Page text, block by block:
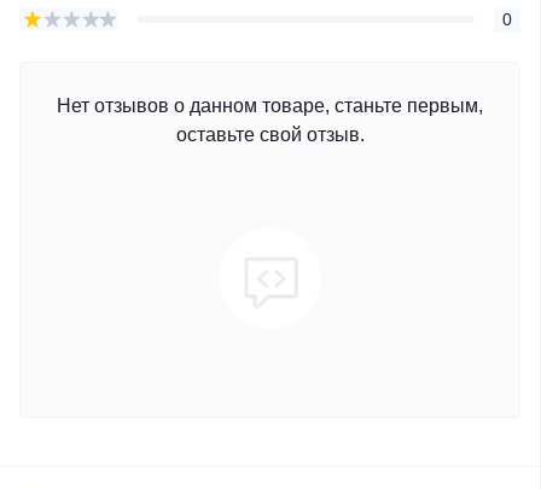
0
Нет отзывов о данном товаре, станьте первым,
оставьте свой отзыв.